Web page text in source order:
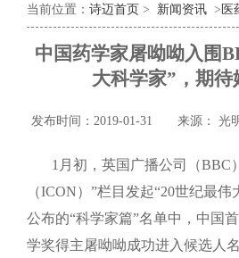
当前位置： 诗迈首页 > 新闻资讯 > 医
中国药学家屠呦呦入围
大科学家”，期待
发布时间：2019-01-31 来源： 光
1 月初，英国广播公司（BBC
（ICON）”栏目发起“20世纪最伟
公布的“科学家篇”名单中，中国
学奖得主屠呦呦成功进入候选人名